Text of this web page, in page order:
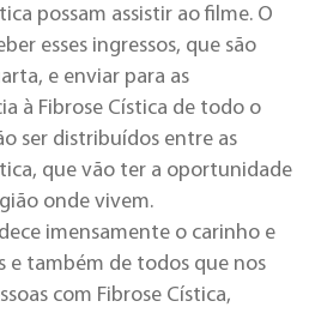
possam assistir ao filme. O
esses ingressos, que são
e enviar para as
à Fibrose Cística de todo o
ser distribuídos entre as
que vão ter a oportunidade
onde vivem.
imensamente o carinho e
e também de todos que nos
com Fibrose Cística,